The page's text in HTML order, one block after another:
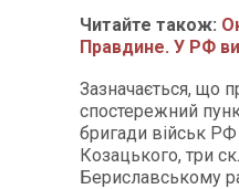
Читайте також:
Правдине. У РФ
Зазначається, що
спостережний
бригади військ РФ
Козацького, три
Бериславському